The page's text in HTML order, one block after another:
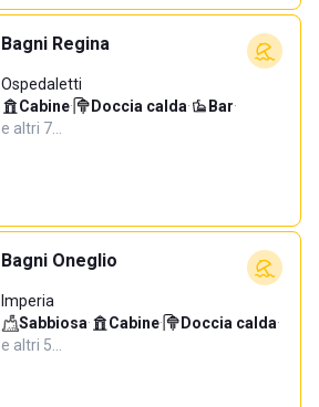
Bagni Regina
Ospedaletti
Cabine· Doccia calda· Bar·
e altri 7…
Bagni Oneglio
Imperia
Sabbiosa· Cabine· Doccia calda·
e altri 5…